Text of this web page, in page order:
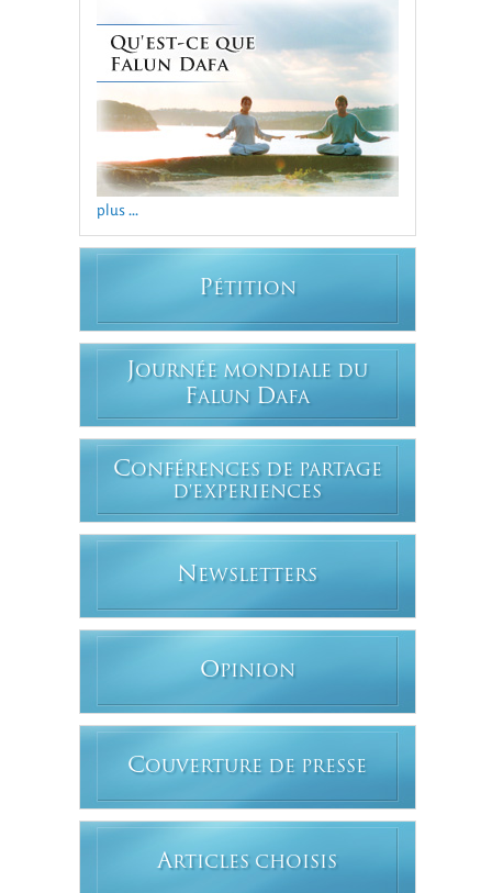
plus ...
PÉTITION
JOURNÉE MONDIALE DU
FALUN DAFA
CONFÉRENCES DE PARTAGE
D'EXPERIENCES
N EWSLETTERS
OPINION
COUVERTURE DE PRESSE
ARTICLES CHOISIS